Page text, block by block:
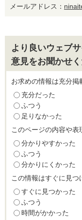
メールアドレス：
より良いウェブ
意見をお聞かせ
お求めの情報は充分掲
充分だった
ふつう
足りなかった
このページの内容や表
分かりやすかった
ふつう
分かりにくかった
この情報はすぐに見つ
すぐに見つかった
ふつう
時間がかかった